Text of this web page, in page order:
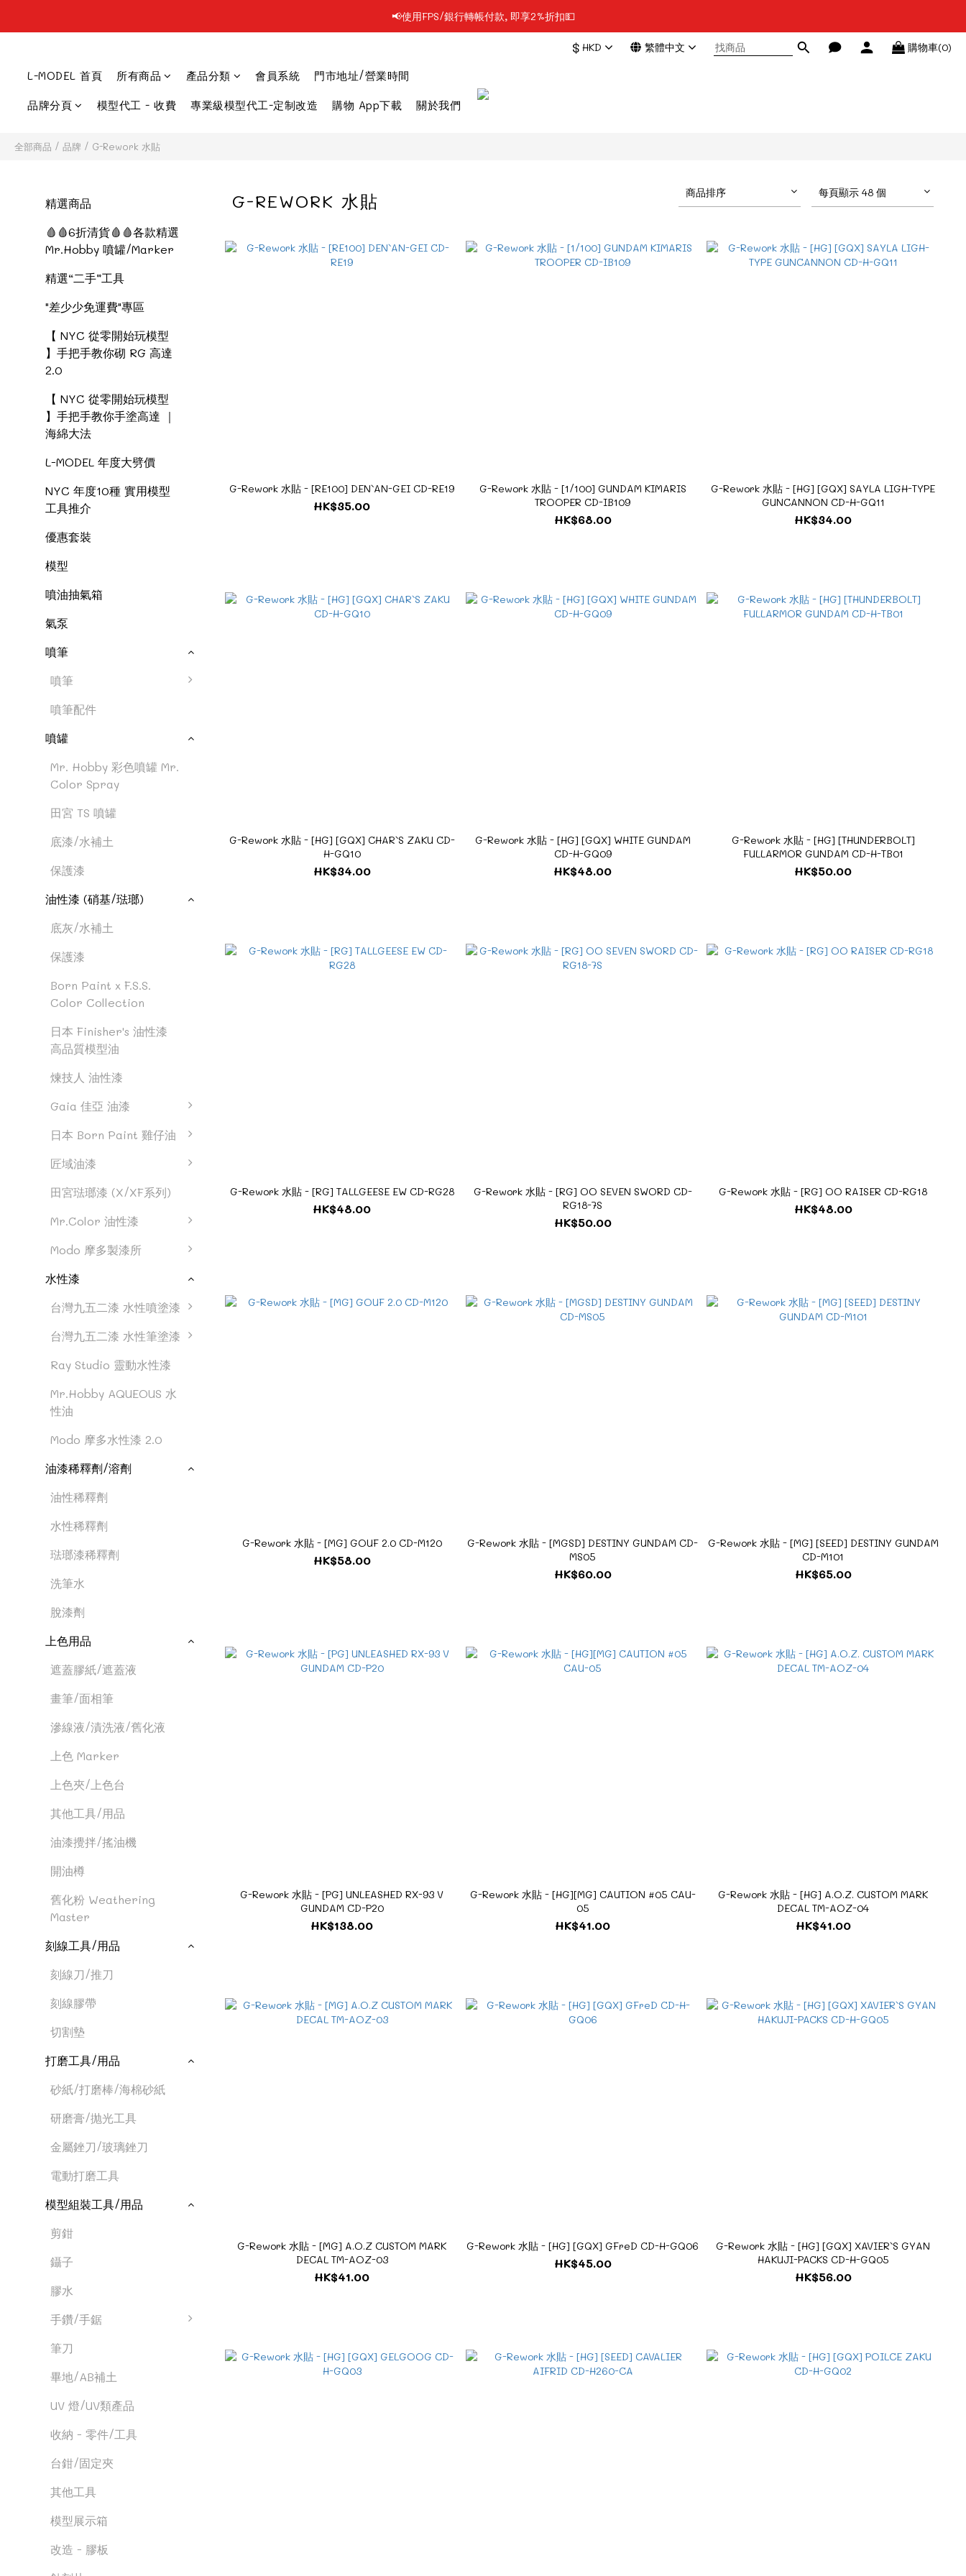
📢凡購物滿$199 順豐自提點免運費📦📦
📢使用FPS/銀行轉帳付款, 即享2%折扣💵
$ HKD 繁體中文 購物車(0)
L-MODEL 首頁 所有商品 產品分類 會員系統 門市地址/營業時間
品牌分頁 模型代工 - 收費 專業級模型代工-定制改造 購物 App下載 關於我們
全部商品 / 品牌 / G-Rework 水貼
精選商品
🩸🩸6折清貨🩸🩸各款精選
Mr.Hobby 噴罐/Marker
精選“二手”工具
"差少少免運費"專區
【 NYC 從零開始玩模型
】手把手教你砌 RG 高達
2.0
【 NYC 從零開始玩模型
】手把手教你手塗高達 ｜
海綿大法
L-MODEL 年度大劈價
NYC 年度10種 實用模型
工具推介
優惠套裝
模型
噴油抽氣箱
氣泵
噴筆
噴筆
噴筆配件
噴罐
Mr. Hobby 彩色噴罐 Mr.
Color Spray
田宮 TS 噴罐
底漆/水補土
保護漆
油性漆 (硝基/琺瑯)
底灰/水補土
保護漆
Born Paint x F.S.S.
Color Collection
日本 Finisher's 油性漆
高品質模型油
煉技人 油性漆
Gaia 佳亞 油漆
日本 Born Paint 雞仔油
匠域油漆
田宮琺瑯漆 (X/XF系列)
Mr.Color 油性漆
Modo 摩多製漆所
水性漆
台灣九五二漆 水性噴塗漆
台灣九五二漆 水性筆塗漆
Ray Studio 靈動水性漆
Mr.Hobby AQUEOUS 水
性油
Modo 摩多水性漆 2.0
油漆稀釋劑/溶劑
油性稀釋劑
水性稀釋劑
琺瑯漆稀釋劑
洗筆水
脫漆劑
上色用品
遮蓋膠紙/遮蓋液
畫筆/面相筆
滲線液/漬洗液/舊化液
上色 Marker
上色夾/上色台
其他工具/用品
油漆攪拌/搖油機
開油樽
舊化粉 Weathering
Master
刻線工具/用品
刻線刀/推刀
刻線膠帶
切割墊
打磨工具/用品
砂紙/打磨棒/海棉砂紙
研磨膏/抛光工具
金屬銼刀/玻璃銼刀
電動打磨工具
模型組裝工具/用品
剪鉗
鑷子
膠水
手鑽/手鋸
筆刀
畢地/AB補土
UV 燈/UV類產品
收納 - 零件/工具
台鉗/固定夾
其他工具
模型展示箱
改造 - 膠板
G-REWORK 水貼 商品排序 每頁顯示 48 個
G-Rework 水貼 - [RE100] DEN`AN-GEI CD-RE19
HK$35.00
G-Rework 水貼 - [1/100] GUNDAM KIMARIS
TROOPER CD-IB109
HK$68.00
G-Rework 水貼 - [HG] [GQX] SAYLA LIGH-TYPE
GUNCANNON CD-H-GQ11
HK$34.00
G-Rework 水貼 - [HG] [GQX] CHAR`S ZAKU CD-
H-GQ10
HK$34.00
G-Rework 水貼 - [HG] [GQX] WHITE GUNDAM
CD-H-GQ09
HK$48.00
G-Rework 水貼 - [HG] [THUNDERBOLT]
FULLARMOR GUNDAM CD-H-TB01
HK$50.00
G-Rework 水貼 - [RG] TALLGEESE EW CD-RG28
HK$48.00
G-Rework 水貼 - [RG] OO SEVEN SWORD CD-
RG18-7S
HK$50.00
G-Rework 水貼 - [RG] OO RAISER CD-RG18
HK$48.00
G-Rework 水貼 - [MG] GOUF 2.0 CD-M120
HK$58.00
G-Rework 水貼 - [MGSD] DESTINY GUNDAM CD-
MS05
HK$60.00
G-Rework 水貼 - [MG] [SEED] DESTINY GUNDAM
CD-M101
HK$65.00
G-Rework 水貼 - [PG] UNLEASHED RX-93 V
GUNDAM CD-P20
HK$138.00
G-Rework 水貼 - [HG][MG] CAUTION #05 CAU-
05
HK$41.00
G-Rework 水貼 - [HG] A.O.Z. CUSTOM MARK
DECAL TM-AOZ-04
HK$41.00
G-Rework 水貼 - [MG] A.O.Z CUSTOM MARK
DECAL TM-AOZ-03
HK$41.00
G-Rework 水貼 - [HG] [GQX] GFreD CD-H-GQ06
HK$45.00
G-Rework 水貼 - [HG] [GQX] XAVIER`S GYAN
HAKUJI-PACKS CD-H-GQ05
HK$56.00